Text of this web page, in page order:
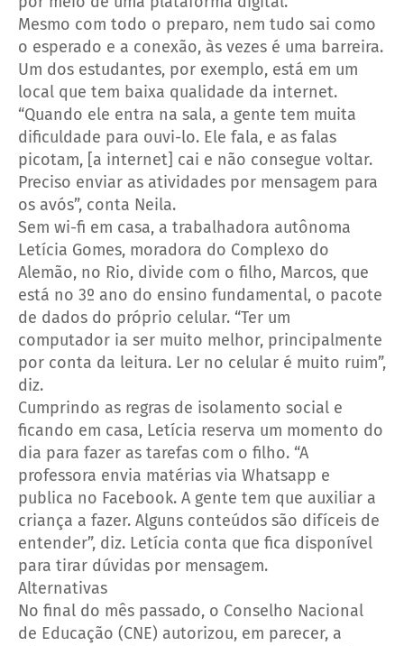
Mesmo com todo o preparo, nem tudo sai como
o esperado e a conexão, às vezes é uma barreira.
Um dos estudantes, por exemplo, está em um
local que tem baixa qualidade da internet.
“Quando ele entra na sala, a gente tem muita
dificuldade para ouvi-lo. Ele fala, e as falas
picotam, [a internet] cai e não consegue voltar.
Preciso enviar as atividades por mensagem para
os avós”, conta Neila.
Sem wi-fi em casa, a trabalhadora autônoma
Letícia Gomes, moradora do Complexo do
Alemão, no Rio, divide com o filho, Marcos, que
está no 3º ano do ensino fundamental, o pacote
de dados do próprio celular. “Ter um
computador ia ser muito melhor, principalmente
por conta da leitura. Ler no celular é muito ruim”,
diz.
Cumprindo as regras de isolamento social e
ficando em casa, Letícia reserva um momento do
dia para fazer as tarefas com o filho. “A
professora envia matérias via Whatsapp e
publica no Facebook. A gente tem que auxiliar a
criança a fazer. Alguns conteúdos são difíceis de
entender”, diz. Letícia conta que fica disponível
para tirar dúvidas por mensagem.
Alternativas
No final do mês passado, o Conselho Nacional
de Educação (CNE) autorizou, em parecer, a